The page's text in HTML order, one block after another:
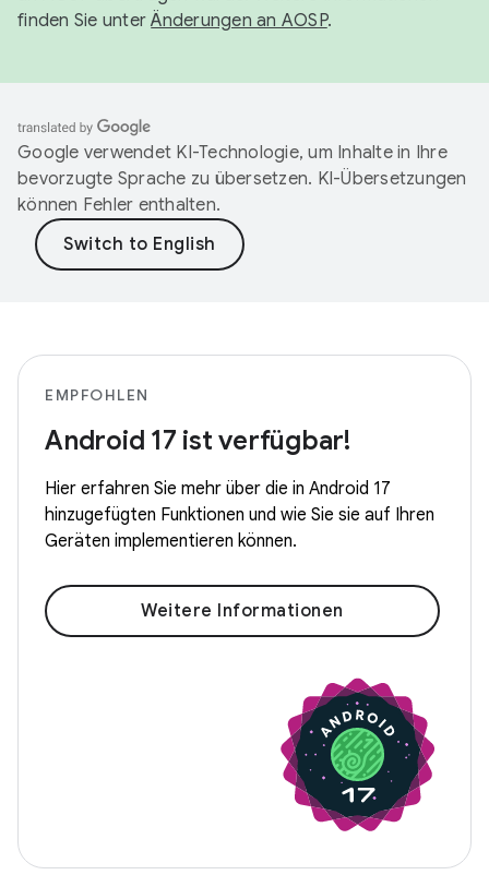
finden Sie unterÄnderungen an AOSP.
Google verwendet KI-Technologie, um Inhalte in Ihre
bevorzugte Sprache zu übersetzen. KI-Übersetzungen
können Fehler enthalten.
EMPFOHLEN
Android 17 ist verfügbar!
Hier erfahren Sie mehr über die in Android 17
hinzugefügten Funktionen und wie Sie sie auf Ihren
Geräten implementieren können.
Weitere Informationen